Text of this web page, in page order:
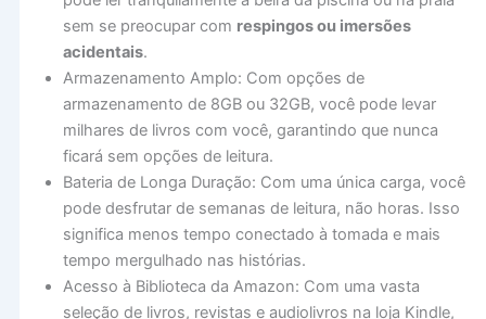
sem se preocupar com respingos ou imersões
acidentais.
Armazenamento Amplo: Com opções de
armazenamento de 8GB ou 32GB, você pode levar
milhares de livros com você, garantindo que nunca
ficará sem opções de leitura.
Bateria de Longa Duração: Com uma única carga, você
pode desfrutar de semanas de leitura, não horas. Isso
significa menos tempo conectado à tomada e mais
tempo mergulhado nas histórias.
Acesso à Biblioteca da Amazon: Com uma vasta
seleção de livros, revistas e audiolivros na loja Kindle,